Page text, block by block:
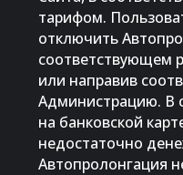
тарифом.
отключить
соответствующем
или направив
Администрацию. В
на банковской
недостаточно
Автопролонгация